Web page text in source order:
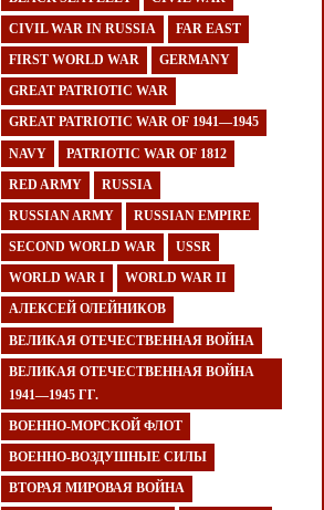
CIVIL WAR IN RUSSIA FAR EAST
FIRST WORLD WAR GERMANY
GREAT PATRIOTIC WAR
GREAT PATRIOTIC WAR OF 1941—1945
NAVY PATRIOTIC WAR OF 1812
RED ARMY RUSSIA
RUSSIAN ARMY RUSSIAN EMPIRE
SECOND WORLD WAR USSR
WORLD WAR I WORLD WAR II
АЛЕКСЕЙ ОЛЕЙНИКОВ
ВЕЛИКАЯ ОТЕЧЕСТВЕННАЯ ВОЙНА
ВЕЛИКАЯ ОТЕЧЕСТВЕННАЯ ВОЙНА
1941—1945 ГГ.
ВОЕННО-МОРСКОЙ ФЛОТ
ВОЕННО-ВОЗДУШНЫЕ СИЛЫ
ВТОРАЯ МИРОВАЯ ВОЙНА